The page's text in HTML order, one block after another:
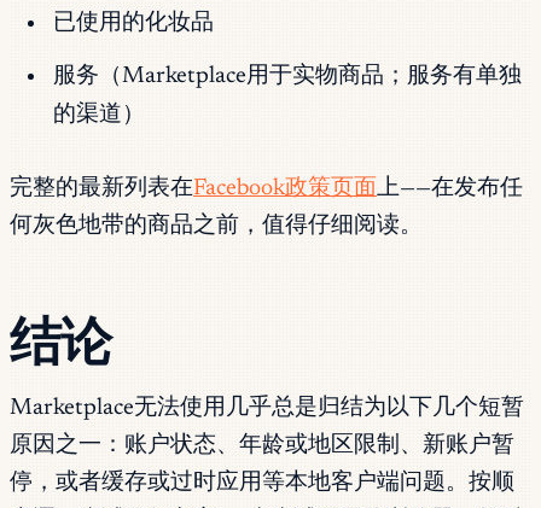
已使用的化妆品
服务（Marketplace用于实物商品；服务有单独
的渠道）
完整的最新列表在Facebook政策页面上——在发布任
何灰色地带的商品之前，值得仔细阅读。
结论
Marketplace无法使用几乎总是归结为以下几个短暂
原因之一：账户状态、年龄或地区限制、新账户暂
停，或者缓存或过时应用等本地客户端问题。按顺